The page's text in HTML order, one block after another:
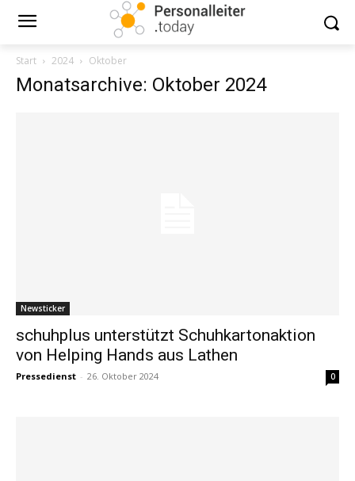
Start 2024 Oktober
Monatsarchive: Oktober 2024
Newsticker
schuhplus unterstützt Schuhkartonaktion
von Helping Hands aus Lathen
Pressedienst - 26. Oktober 2024 0